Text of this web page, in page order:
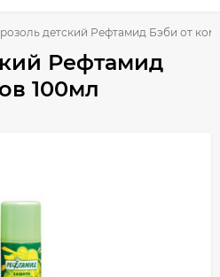
детский Рефтамид Бэби от
Рефтамид
100мл